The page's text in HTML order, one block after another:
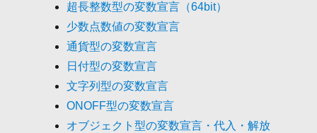
超長整数型の変数宣言（64bit）
少数点数値の変数宣言
通貨型の変数宣言
日付型の変数宣言
文字列型の変数宣言
ONOFF型の変数宣言
オブジェクト型の変数宣言・代入・解放